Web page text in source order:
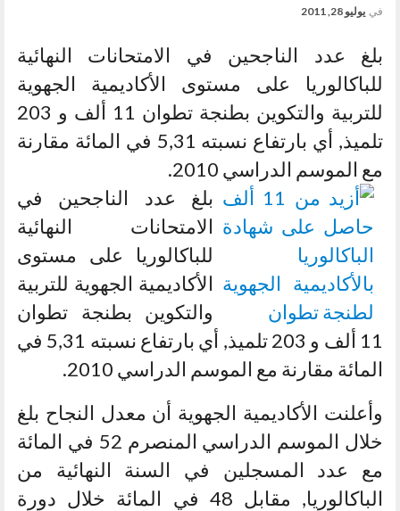
في يوليو 28, 2011
بلغ عدد الناجحين في الامتحانات النهائية
للباكالوريا على مستوى الأكاديمية الجهوية
للتربية والتكوين بطنجة تطوان 11 ألف و 203
تلميذ, أي بارتفاع نسبته 5,31 في المائة مقارنة
مع الموسم الدراسي 2010.
بلغ عدد الناجحين في
الامتحانات النهائية
للباكالوريا على مستوى
الأكاديمية الجهوية للتربية
والتكوين بطنجة تطوان
11 ألف و 203 تلميذ, أي بارتفاع نسبته 5,31 في
المائة مقارنة مع الموسم الدراسي 2010.
وأعلنت الأكاديمية الجهوية أن معدل النجاح بلغ
خلال الموسم الدراسي المنصرم 52 في المائة
مع عدد المسجلين في السنة النهائية من
الباكالوريا, مقابل 48 في المائة خلال دورة